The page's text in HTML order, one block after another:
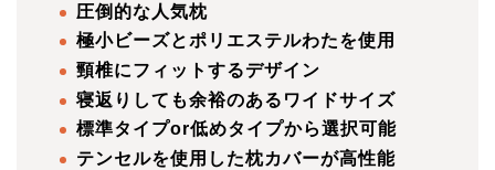
圧倒的な人気枕
極小ビーズとポリエステルわたを使用
頸椎にフィットするデザイン
寝返りしても余裕のあるワイドサイズ
標準タイプor低めタイプから選択可能
テンセルを使用した枕カバーが高性能